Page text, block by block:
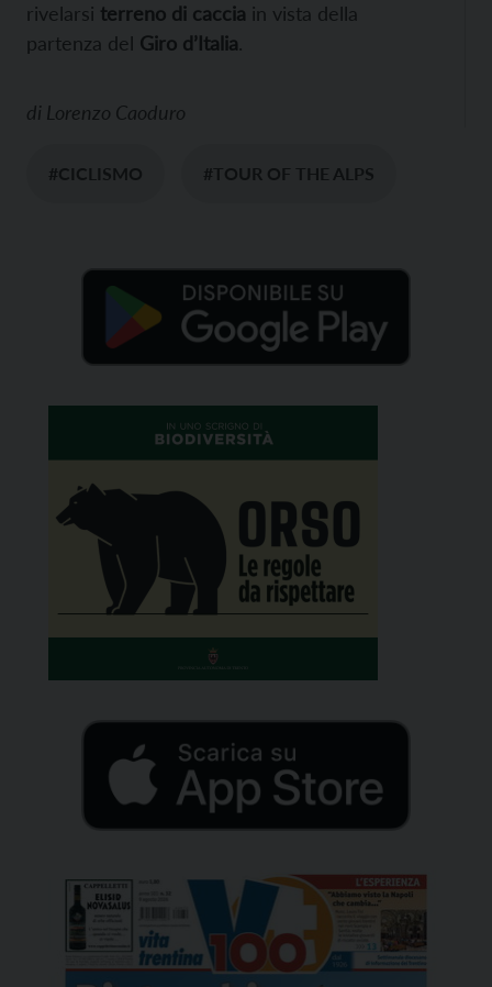
rivelarsi terreno di caccia in vista della
partenza del Giro d’Italia.
di Lorenzo Caoduro
#CICLISMO #TOUR OF THE ALPS